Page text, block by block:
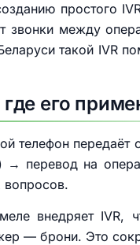
простого
звонки между
такой IVR
где его
телефон
перевод на
вопросов.
внедряет IVR,
— брони. Это